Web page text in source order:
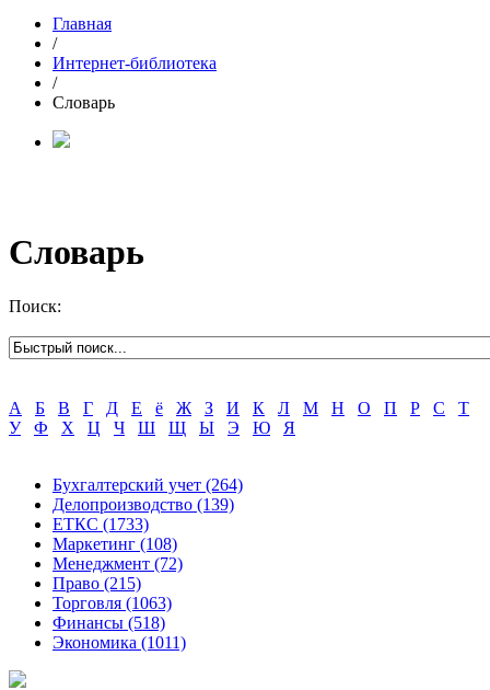
Главная
/
Интернет-библиотека
/
Словарь
Словарь
Поиск:
А Б В Г Д Е ё Ж З И К Л М Н О П Р С
Т
У
Ф Х Ц Ч Ш Щ Ы Э Ю Я
Бухгалтерский учет (264)
Делопроизводство (139)
ЕТКС (1733)
Маркетинг (108)
Менеджмент (72)
Право (215)
Торговля (1063)
Финансы (518)
Экономика (1011)